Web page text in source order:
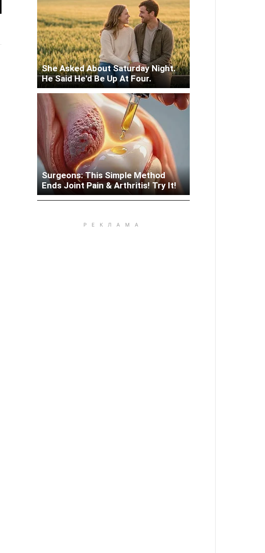
She Asked About Saturday Night.
He Said He'd Be Up At Four.
Surgeons: This Simple Method
Ends Joint Pain & Arthritis! Try It!
Woman Lives In Garage - Don't
Judge Until You Peek Inside